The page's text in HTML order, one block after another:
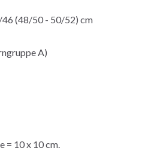
(48/50 - 50/52) cm
A)
= 10 x 10 cm.